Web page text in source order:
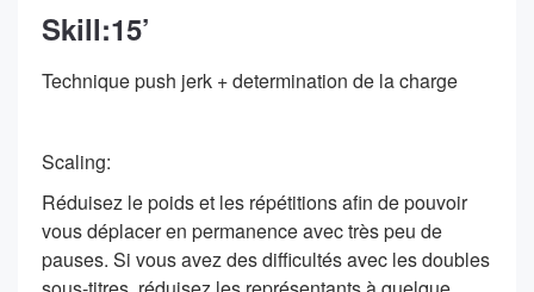
Skill:15’
Technique push jerk + determination de la charge
Scaling:
Réduisez le poids et les répétitions afin de pouvoir
vous déplacer en permanence avec très peu de
pauses. Si vous avez des difficultés avec les doubles